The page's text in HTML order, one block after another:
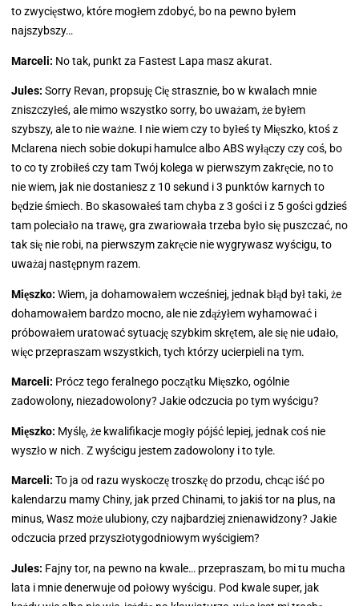
to zwycięstwo, które mogłem zdobyć, bo na pewno byłem
najszybszy…
Marceli: No tak, punkt za Fastest Lapa masz akurat.
Jules: Sorry Revan, propsuję Cię strasznie, bo w kwalach mnie
zniszczyłeś, ale mimo wszystko sorry, bo uważam, że byłem
szybszy, ale to nie ważne. I nie wiem czy to byłeś ty Mięszko, ktoś z
Mclarena niech sobie dokupi hamulce albo ABS wyłączy czy coś, bo
to co ty zrobiłeś czy tam Twój kolega w pierwszym zakręcie, no to
nie wiem, jak nie dostaniesz z 10 sekund i 3 punktów karnych to
będzie śmiech. Bo skasowałeś tam chyba z 3 gości i z 5 gości gdzieś
tam poleciało na trawę, gra zwariowała trzeba było się puszczać, no
tak się nie robi, na pierwszym zakręcie nie wygrywasz wyścigu, to
uważaj następnym razem.
Mięszko: Wiem, ja dohamowałem wcześniej, jednak błąd był taki, że
dohamowałem bardzo mocno, ale nie zdążyłem wyhamować i
próbowałem uratować sytuację szybkim skrętem, ale się nie udało,
więc przepraszam wszystkich, tych którzy ucierpieli na tym.
Marceli: Prócz tego feralnego początku Mięszko, ogólnie
zadowolony, niezadowolony? Jakie odczucia po tym wyścigu?
Mięszko: Myślę, że kwalifikacje mogły pójść lepiej, jednak coś nie
wyszło w nich. Z wyścigu jestem zadowolony i to tyle.
Marceli: To ja od razu wyskoczę troszkę do przodu, chcąc iść po
kalendarzu mamy Chiny, jak przed Chinami, to jakiś tor na plus, na
minus, Wasz może ulubiony, czy najbardziej znienawidzony? Jakie
odczucia przed przyszłotygodniowym wyścigiem?
Jules: Fajny tor, na pewno na kwale… przepraszam, bo mi tu mucha
lata i mnie denerwuje od połowy wyścigu. Pod kwale super, jak